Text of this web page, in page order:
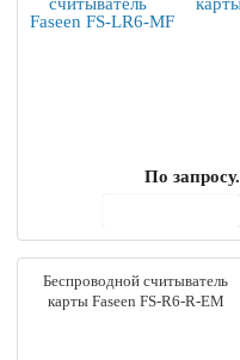
По запросу.
Беспроводной считыватель
карты Faseen FS-R6-R-EM